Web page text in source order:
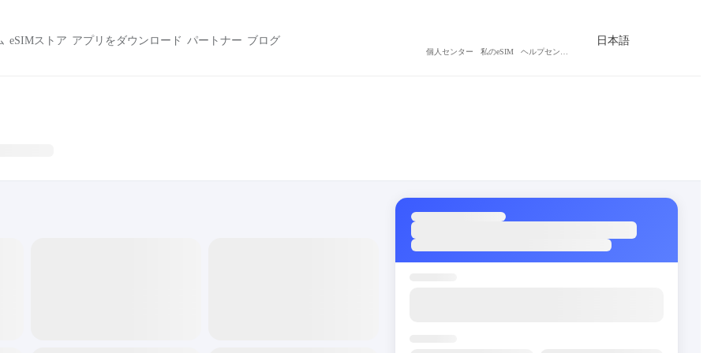
eSIMストア アプリをダウンロード パートナー ブログ
個人センター 私のeSIM
日本語